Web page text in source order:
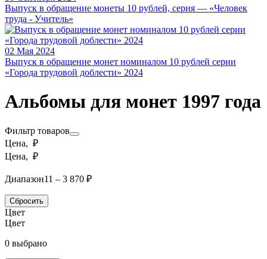
Выпуск в обращение монеты 10 рублей, серия — «Человек
труда - Учитель»
02 Мая 2024
Выпуск в обращение монет номиналом 10 рублей серии
«Города трудовой доблести» 2024
Альбомы для монет 1997 года
Фильтр товаров
Цена, ₽
Цена, ₽
Диапазон11 – 3 870 ₽
Сбросить
Цвет
Цвет
0 выбрано